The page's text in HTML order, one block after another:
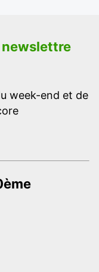
newslettre
week-end et de